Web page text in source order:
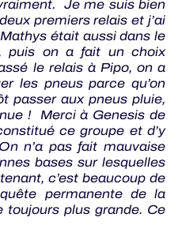
Je me suis bien
premiers relais et j’ai
était aussi dans le
puis on a fait un choix
le relais à Pipo, on a
les pneus parce qu’on
passer aux pneus pluie,
! Merci à Genesis de
ce groupe et d’y
n’a pas fait mauvaise
bases sur lesquelles
c’est beaucoup de
permanente de la
toujours plus grande. Ce